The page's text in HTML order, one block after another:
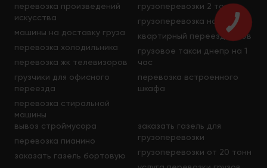
перевозка произведений
искусства
машины на доставку груза
перевозка холодильника
перевозка жк телевизоров
грузчики для офисного
переезда
перевозка стиральной
машины
грузоперевозки 2 тонны
грузоперевозка на час
квартирный переезд львов
грузовое такси днепр на 1
час
перевозка встроенного
шкафа
вывоз строймусора
перевозка пианино
заказать газель бортовую
заказать газель для
грузоперевозки
грузоперевозки от 20 тонн